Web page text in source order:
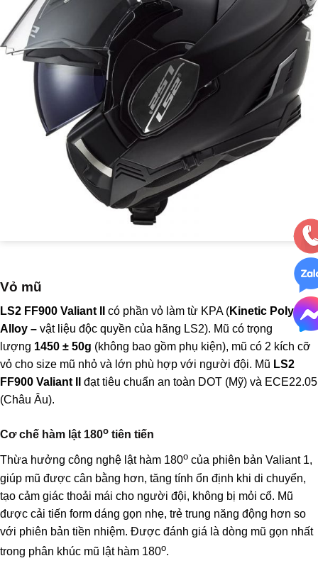
Vỏ mũ
LS2 FF900 Valiant II có phần vỏ làm từ KPA (Kinetic Polymer
Alloy – vật liệu độc quyền của hãng LS2). Mũ có trọng
lượng 1450 ± 50g (không bao gồm phụ kiện), mũ có 2 kích cỡ
vỏ cho size mũ nhỏ và lớn phù hợp với người đội. Mũ LS2
FF900 Valiant II
đạt tiêu chuẩn an toàn DOT (Mỹ) và ECE22.05
(Châu Âu).
Cơ chế hàm lật 180o tiên tiến
Thừa hưởng công nghệ lật hàm 180o của phiên bản Valiant 1,
giúp mũ được cân bằng hơn, tăng tính ổn định khi di chuyển,
tạo cảm giác thoải mái cho người đội, không bị mỏi cổ. Mũ
được cải tiến form dáng gọn nhẹ, trẻ trung năng động hơn so
với phiên bản tiền nhiệm. Được đánh giá là dòng mũ gọn nhất
trong phân khúc mũ lật hàm 180o.